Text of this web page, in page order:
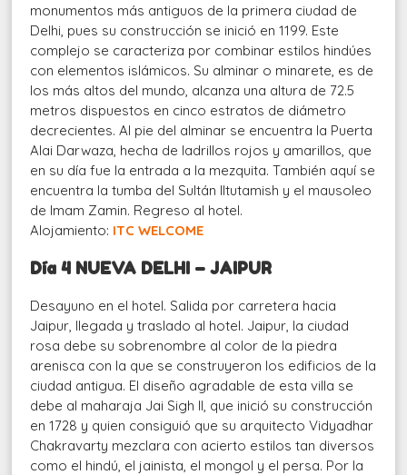
monumentos más antiguos de la primera ciudad de
Delhi, pues su construcción se inició en 1199. Este
complejo se caracteriza por combinar estilos hindúes
con elementos islámicos. Su alminar o minarete, es de
los más altos del mundo, alcanza una altura de 72.5
metros dispuestos en cinco estratos de diámetro
decrecientes. Al pie del alminar se encuentra la Puerta
Alai Darwaza, hecha de ladrillos rojos y amarillos, que
en su día fue la entrada a la mezquita. También aquí se
encuentra la tumba del Sultán Iltutamish y el mausoleo
de Imam Zamin. Regreso al hotel.
Alojamiento: ITC WELCOME
Día 4 NUEVA DELHI – JAIPUR
Desayuno en el hotel. Salida por carretera hacia
Jaipur, llegada y traslado al hotel. Jaipur, la ciudad
rosa debe su sobrenombre al color de la piedra
arenisca con la que se construyeron los edificios de la
ciudad antigua. El diseño agradable de esta villa se
debe al maharaja Jai Sigh II, que inició su construcción
en 1728 y quien consiguió que su arquitecto Vidyadhar
Chakravarty mezclara con acierto estilos tan diversos
como el hindú, el jainista, el mongol y el persa. Por la